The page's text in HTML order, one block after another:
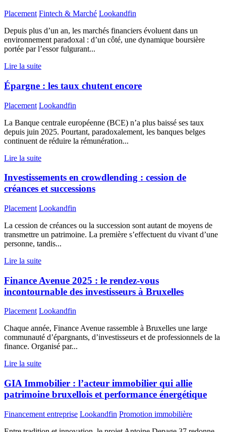
Placement Fintech & Marché Lookandfin
Depuis plus d’un an, les marchés financiers évoluent dans un
environnement paradoxal : d’un côté, une dynamique boursière
portée par l’essor fulgurant...
Lire la suite
Épargne : les taux chutent encore
Placement Lookandfin
La Banque centrale européenne (BCE) n’a plus baissé ses taux
depuis juin 2025. Pourtant, paradoxalement, les banques belges
continuent de réduire la rémunération...
Lire la suite
Investissements en crowdlending : cession de
créances et successions
Placement Lookandfin
La cession de créances ou la succession sont autant de moyens de
transmettre un patrimoine. La première s’effectuent du vivant d’une
personne, tandis...
Lire la suite
Finance Avenue 2025 : le rendez-vous
incontournable des investisseurs à Bruxelles
Placement Lookandfin
Chaque année, Finance Avenue rassemble à Bruxelles une large
communauté d’épargnants, d’investisseurs et de professionnels de la
finance. Organisé par...
Lire la suite
GIA Immobilier : l’acteur immobilier qui allie
patrimoine bruxellois et performance énergétique
Financement entreprise Lookandfin Promotion immobilière